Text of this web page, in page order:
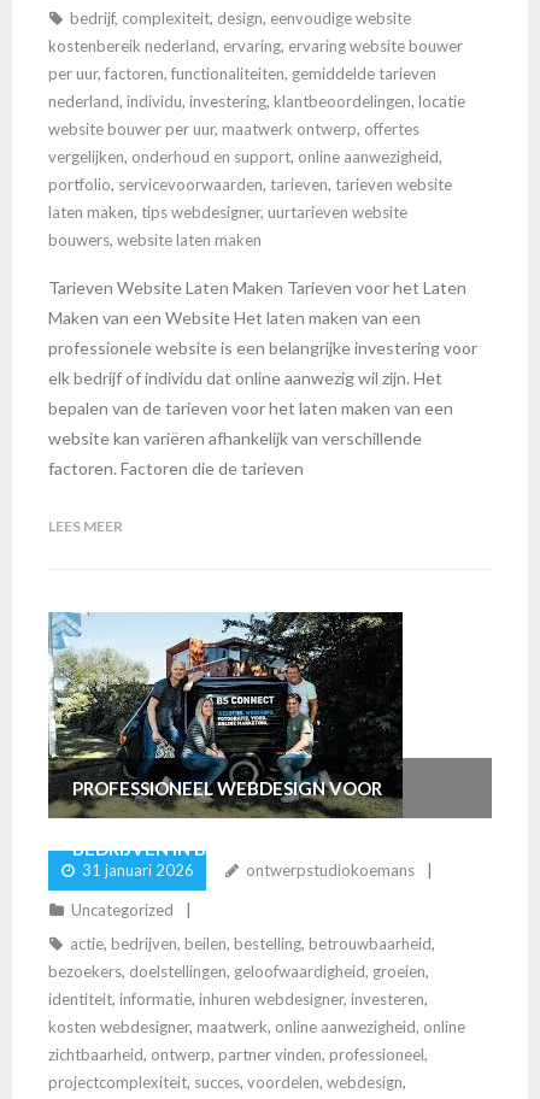
PRESENTATIE?
bedrijf, complexiteit, design, eenvoudige website
kostenbereik nederland, ervaring, ervaring website bouwer
per uur, factoren, functionaliteiten, gemiddelde tarieven
nederland, individu, investering, klantbeoordelingen, locatie
website bouwer per uur, maatwerk ontwerp, offertes
vergelijken, onderhoud en support, online aanwezigheid,
portfolio, servicevoorwaarden, tarieven, tarieven website
laten maken, tips webdesigner, uurtarieven website
bouwers, website laten maken
Tarieven Website Laten Maken Tarieven voor het Laten
Maken van een Website Het laten maken van een
professionele website is een belangrijke investering voor
elk bedrijf of individu dat online aanwezig wil zijn. Het
bepalen van de tarieven voor het laten maken van een
website kan variëren afhankelijk van verschillende
factoren. Factoren die de tarieven
LEES MEER
PROFESSIONEEL WEBDESIGN VOOR
BEDRIJVEN IN BEILEN
31 januari 2026 ontwerpstudiokoemans
Uncategorized
actie, bedrijven, beilen, bestelling, betrouwbaarheid,
bezoekers, doelstellingen, geloofwaardigheid, groeien,
identiteit, informatie, inhuren webdesigner, investeren,
kosten webdesigner, maatwerk, online aanwezigheid, online
zichtbaarheid, ontwerp, partner vinden, professioneel,
projectcomplexiteit, succes, voordelen, webdesign,